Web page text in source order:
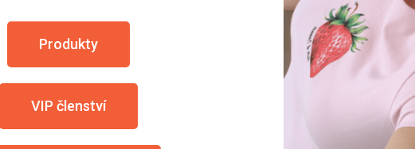
Produkty
VIP členství